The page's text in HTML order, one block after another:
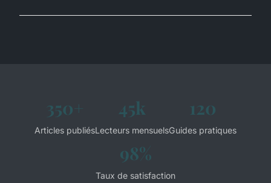
350+
Articles publiés
45k
Lecteurs mensuels
120
Guides pratiques
98%
Taux de satisfaction